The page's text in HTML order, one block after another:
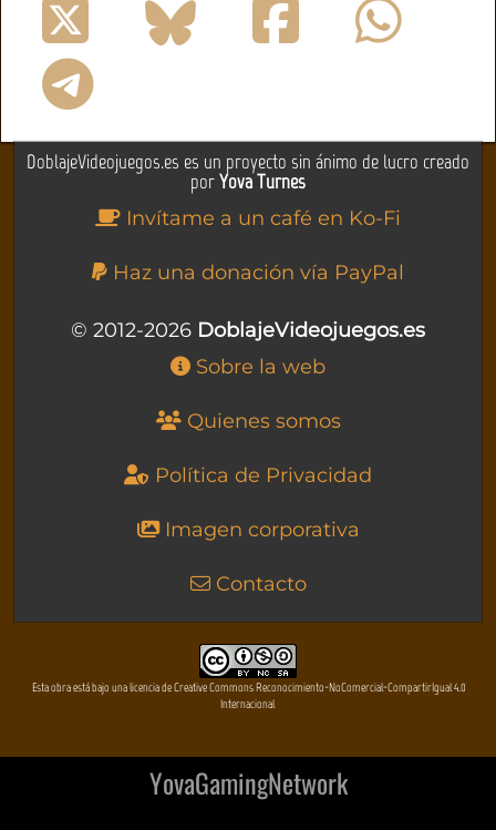
DoblajeVideojuegos.es es un proyecto sin ánimo de lucro creado
porYova Turnes
Invítame a un café en Ko-Fi
Haz una donación vía PayPal
© 2012-2026 DoblajeVideojuegos.es
Sobre la web
Quienes somos
Política de Privacidad
Imagen corporativa
Contacto
Esta obra está bajo una licencia de Creative Commons Reconocimiento-NoComercial-CompartirIgual 4.0
Internacional
YovaGamingNetwork